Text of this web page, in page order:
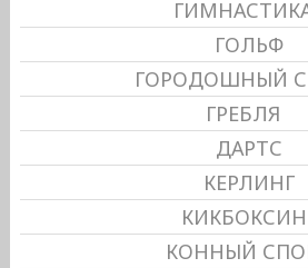
ГОЛЬФ
ГОРОДОШНЫЙ
ГРЕБЛЯ
ДАРТС
КЕРЛИНГ
КОННЫЙ